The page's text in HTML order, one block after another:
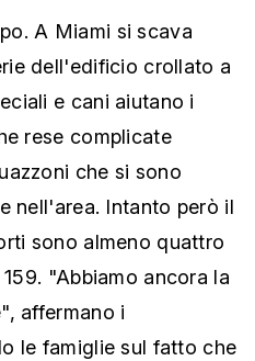
A Miami si scava
dell'edificio crollato a
e cani aiutano i
rese complicate
che si sono
nell'area. Intanto però il
sono almeno quattro
"Abbiamo ancora la
affermano i
le famiglie sul fatto che